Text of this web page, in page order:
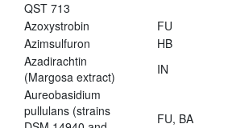
QST 713
Azoxystrobin FU
Azimsulfuron
HB
Azadirachtin
(Margosa extract)
IN
Aureobasidium
pullulans (strains
FU, BA